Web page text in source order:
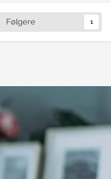
Følgere 1